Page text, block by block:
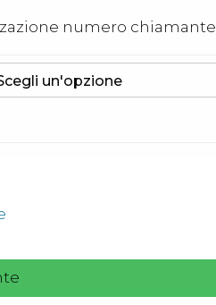
numero chiamante